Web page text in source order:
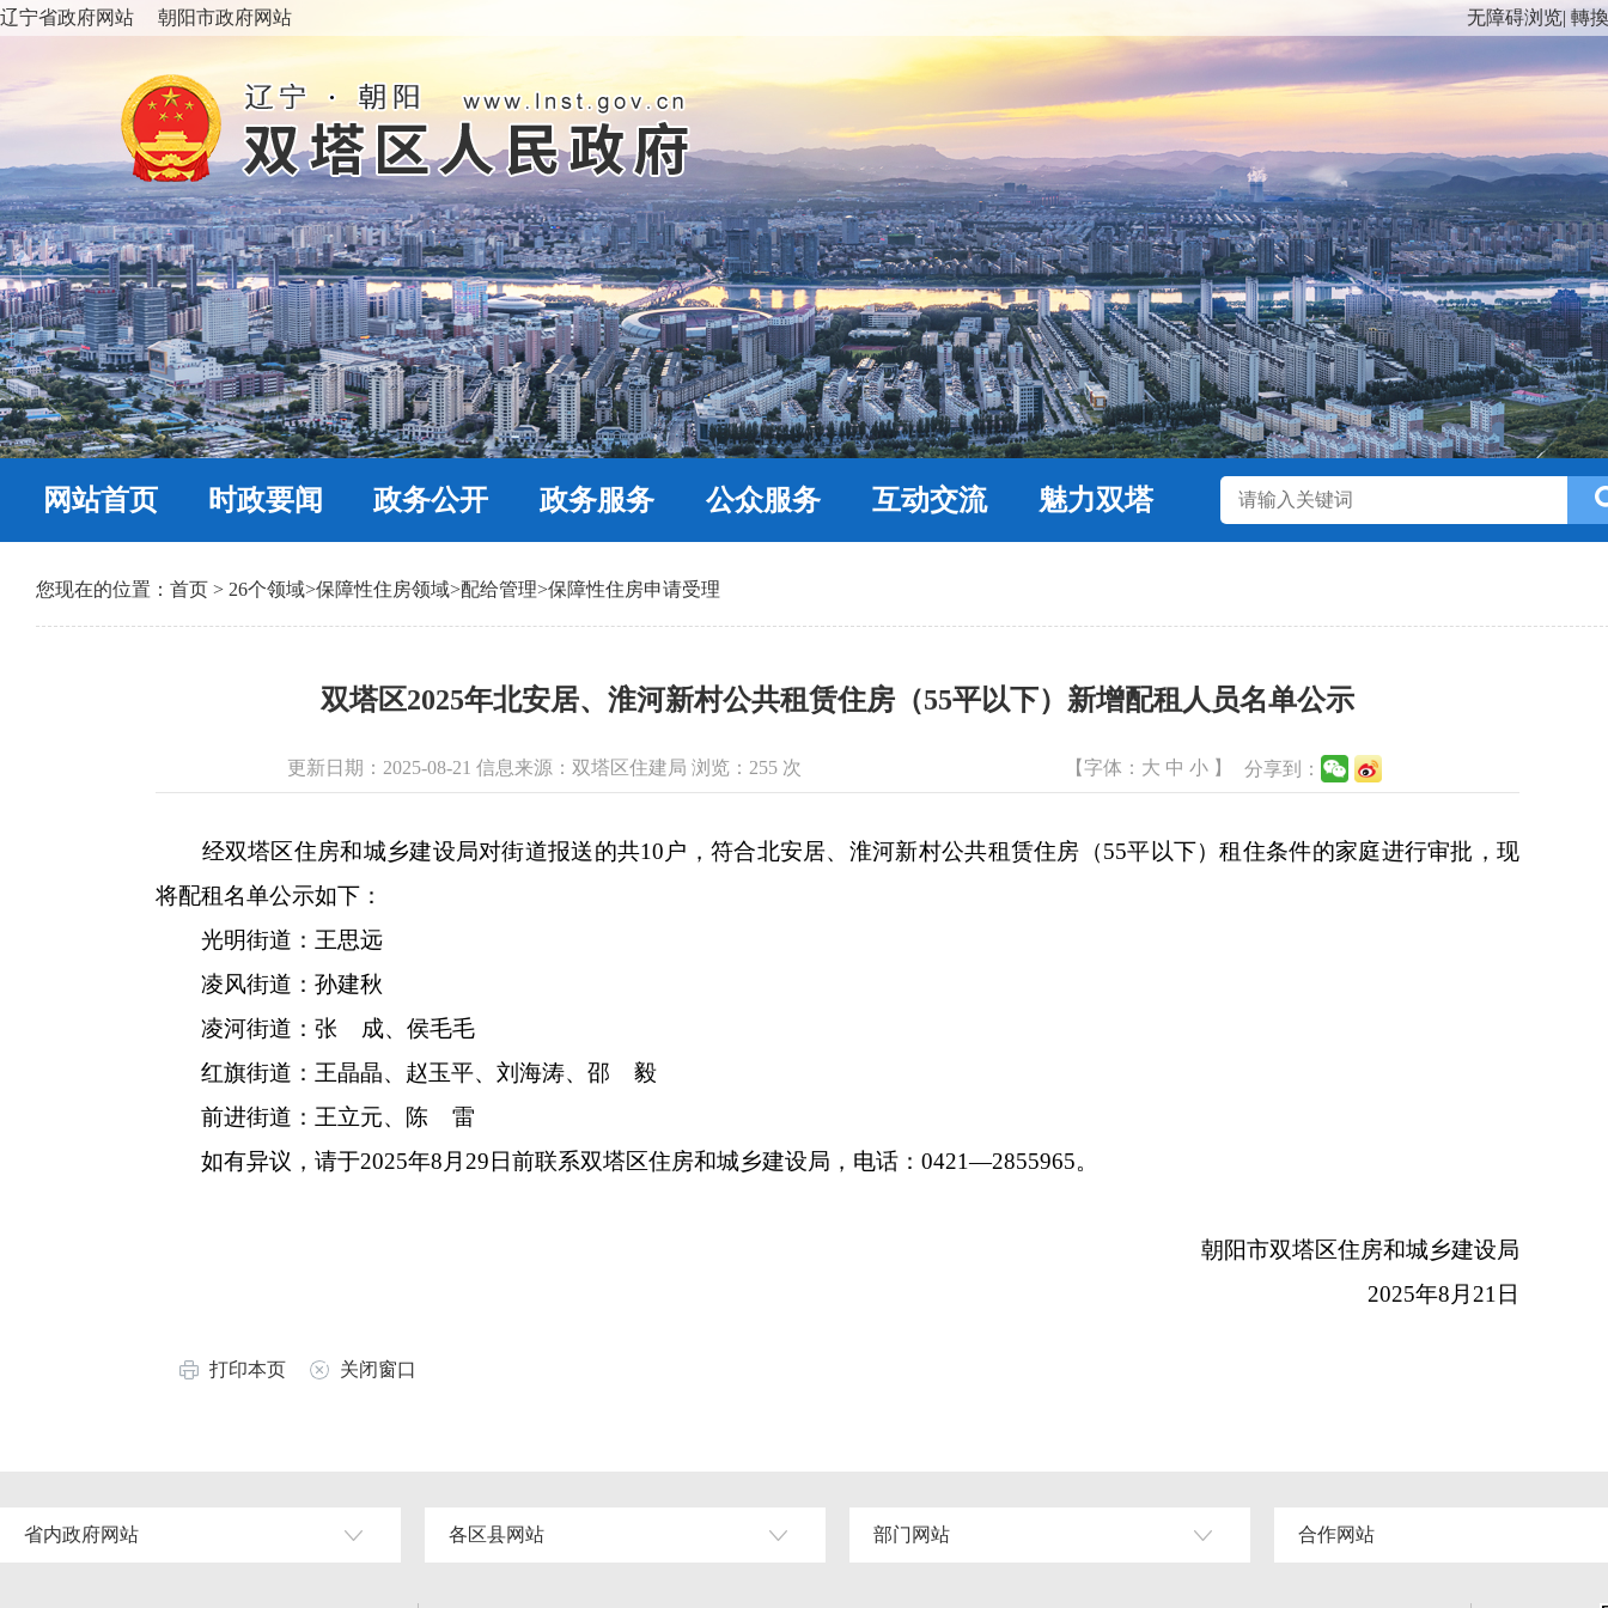
辽宁省政府网站 朝阳市政府网站 无障碍浏览| 轉
网站首页 时政要闻 政务公开 政务服务 公众服务 互动交流 魅力双塔
您现在的位置： 首页 > 26个领域>保障性住房领域>配给管理>保障性住房申请受理
双塔区2025年北安居、淮河新村公共租赁住房（55平以下）新增配租人员名单公示
更新日期：2025-08-21 信息来源：双塔区住建局 浏览： 255 次 【字体： 大 中 小 】 分享到：
经双塔区住房和城乡建设局对街道报送的共10户，符合北安居、淮河新村公共租赁住房（55平以下）租住条件的家庭进行审批，现
将配租名单公示如下：
光明街道：王思远
凌风街道：孙建秋
凌河街道：张 成、侯毛毛
红旗街道：王晶晶、赵玉平、刘海涛、邵 毅
前进街道：王立元、陈 雷
如有异议，请于2025年8月29日前联系双塔区住房和城乡建设局，电话：0421—2855965。
朝阳市双塔区住房和城乡建设局
2025年8月21日
打印本页 关闭窗口
省内政府网站 各区县网站 部门网站 合作网站